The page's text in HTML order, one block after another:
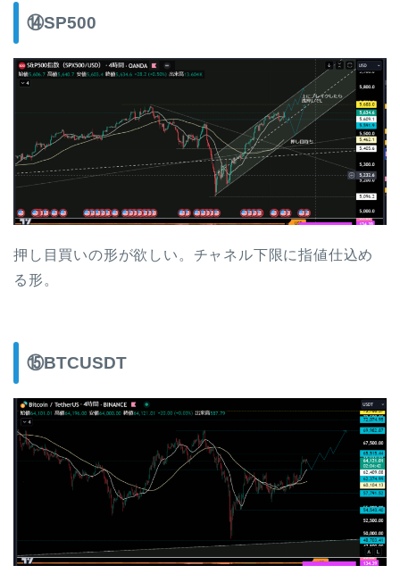
⑭SP500
押し目買いの形が欲しい。チャネル下限に指値仕込め
る形。
⑮BTCUSDT